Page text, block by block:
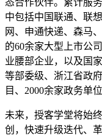
中包括中国联通、联
网、申通快递、森马
的60余家大型上市公
业腰部企业，以及国
等部委级、浙江省政
目、2000余家政务单位
未来，授客学堂将始
创，快速升级迭代、